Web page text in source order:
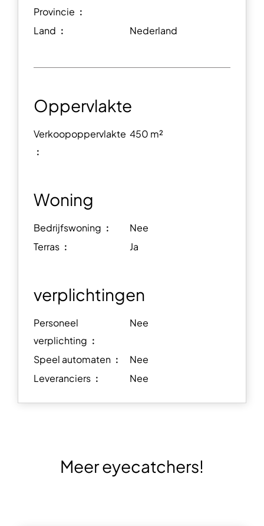
Provincie ︰
Land ︰
Nederland
Oppervlakte
Verkoopoppervlakte
︰
450 m²
Woning
Bedrijfswoning ︰
Nee
Terras ︰
Ja
verplichtingen
Personeel
verplichting ︰
Nee
Speel automaten ︰
Nee
Leveranciers ︰
Nee
Meer eyecatchers!